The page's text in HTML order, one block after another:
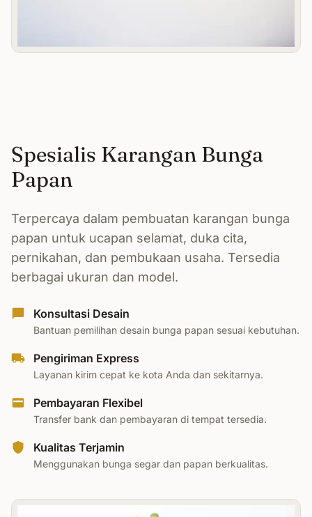
Spesialis Karangan Bunga
Papan
Terpercaya dalam pembuatan karangan bunga
papan untuk ucapan selamat, duka cita,
pernikahan, dan pembukaan usaha. Tersedia
berbagai ukuran dan model.
Konsultasi Desain
Bantuan pemilihan desain bunga papan sesuai kebutuhan.
Pengiriman Express
Layanan kirim cepat ke kota Anda dan sekitarnya.
Pembayaran Flexibel
Transfer bank dan pembayaran di tempat tersedia.
Kualitas Terjamin
Menggunakan bunga segar dan papan berkualitas.